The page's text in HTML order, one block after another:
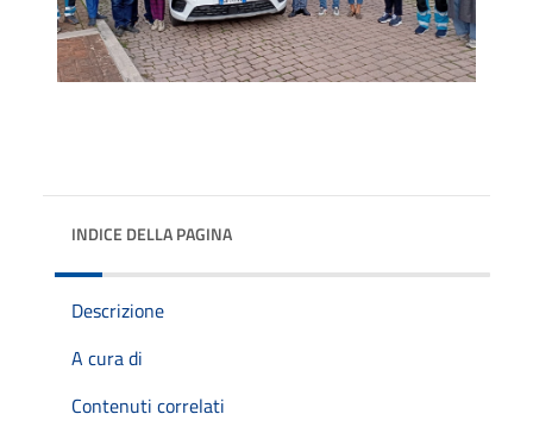
INDICE DELLA PAGINA
Descrizione
A cura di
Contenuti correlati